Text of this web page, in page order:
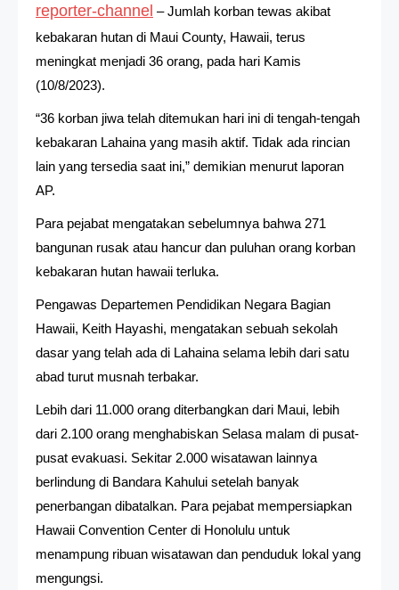
reporter-channel – Jumlah korban tewas akibat
kebakaran hutan di Maui County, Hawaii, terus
meningkat menjadi 36 orang, pada hari Kamis
(10/8/2023).
“36 korban jiwa telah ditemukan hari ini di tengah-tengah
kebakaran Lahaina yang masih aktif. Tidak ada rincian
lain yang tersedia saat ini,” demikian menurut laporan
AP.
Para pejabat mengatakan sebelumnya bahwa 271
bangunan rusak atau hancur dan puluhan orang korban
kebakaran hutan hawaii terluka.
Pengawas Departemen Pendidikan Negara Bagian
Hawaii, Keith Hayashi, mengatakan sebuah sekolah
dasar yang telah ada di Lahaina selama lebih dari satu
abad turut musnah terbakar.
Lebih dari 11.000 orang diterbangkan dari Maui, lebih
dari 2.100 orang menghabiskan Selasa malam di pusat-
pusat evakuasi. Sekitar 2.000 wisatawan lainnya
berlindung di Bandara Kahului setelah banyak
penerbangan dibatalkan. Para pejabat mempersiapkan
Hawaii Convention Center di Honolulu untuk
menampung ribuan wisatawan dan penduduk lokal yang
mengungsi.